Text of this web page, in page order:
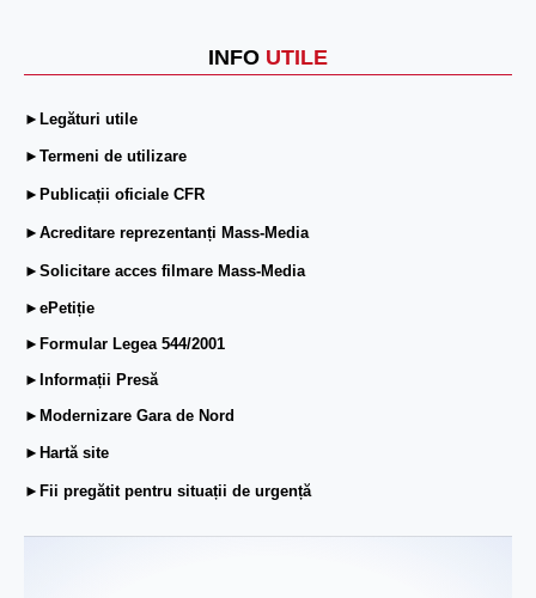
INFO UTILE
►Legături utile
►Termeni de utilizare
►Publicații oficiale CFR
►Acreditare reprezentanți Mass-Media
►Solicitare acces filmare Mass-Media
►ePetiție
►Formular Legea 544/2001
►Informații Presă
►Modernizare Gara de Nord
►Hartă site
►Fii pregătit pentru situații de urgență